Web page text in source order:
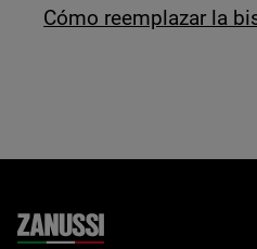
Cómo reemplazar la